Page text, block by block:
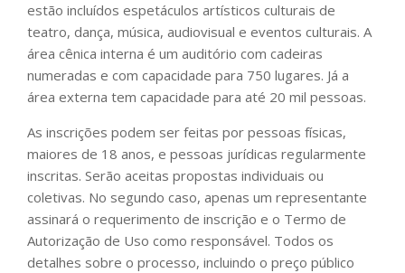
estão incluídos espetáculos artísticos culturais de
teatro, dança, música, audiovisual e eventos culturais. A
área cênica interna é um auditório com cadeiras
numeradas e com capacidade para 750 lugares. Já a
área externa tem capacidade para até 20 mil pessoas.
As inscrições podem ser feitas por pessoas físicas,
maiores de 18 anos, e pessoas jurídicas regularmente
inscritas. Serão aceitas propostas individuais ou
coletivas. No segundo caso, apenas um representante
assinará o requerimento de inscrição e o Termo de
Autorização de Uso como responsável. Todos os
detalhes sobre o processo, incluindo o preço público